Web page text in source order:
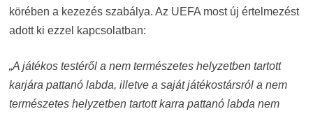
körében a kezezés szabálya. Az UEFA most új értelmezést
adott ki ezzel kapcsolatban:
„A játékos testéről a nem természetes helyzetben tartott
karjára pattanó labda, illetve a saját játékostársról a nem
természetes helyzetben tartott karra pattanó labda nem